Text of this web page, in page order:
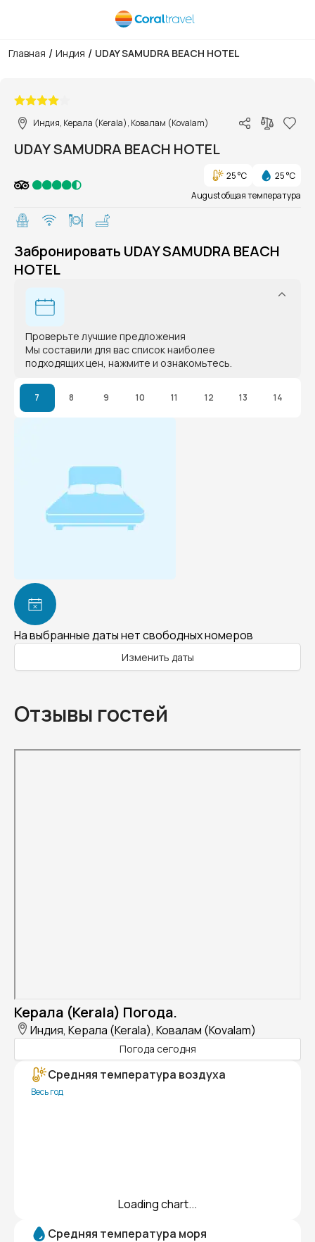
Главная / Индия / UDAY SAMUDRA BEACH HOTEL
Индия, Керала (Kerala), Ковалам (Kovalam)
UDAY SAMUDRA BEACH HOTEL
25 °C
25 °C
August общая температура
Забронировать UDAY SAMUDRA BEACH
HOTEL
Проверьте лучшие предложения
Мы составили для вас список наиболее
подходящих цен, нажмите и ознакомьтесь.
7 8 9 10 11 12 13 14
На выбранные даты нет свободных номеров
Изменить даты
Отзывы гостей
Керала (Kerala) Погода.
Индия, Керала (Kerala), Ковалам (Kovalam)
Погода сегодня
Средняя температура воздуха
Весь год
Loading chart...
Средняя температура моря